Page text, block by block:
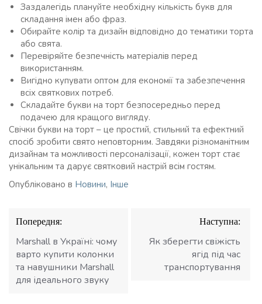
Заздалегідь плануйте необхідну кількість букв для
складання імен або фраз.
Обирайте колір та дизайн відповідно до тематики торта
або свята.
Перевіряйте безпечність матеріалів перед
використанням.
Вигідно купувати оптом для економії та забезпечення
всіх святкових потреб.
Складайте букви на торт безпосередньо перед
подачею для кращого вигляду.
Свічки букви на торт – це простий, стильний та ефектний
спосіб зробити свято неповторним. Завдяки різноманітним
дизайнам та можливості персоналізації, кожен торт стає
унікальним та дарує святковий настрій всім гостям.
Опубліковано в Новини, Інше
Навігація
записів
Попередня:
Marshall в Україні: чому
варто купити колонки
та навушники Marshall
для ідеального звуку
Наступна:
Як зберегти свіжість
ягід під час
транспортування